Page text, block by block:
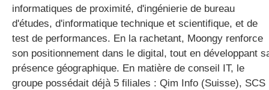
informatiques de proximité, d'ingénierie de bureau
d'études, d'informatique technique et scientifique, et de
test de performances. En la rachetant, Moongy renforce
son positionnement dans le digital, tout en développant
présence géographique. En matière de conseil IT, le
groupe possédait déjà 5 filiales : Qim Info (Suisse), SCS